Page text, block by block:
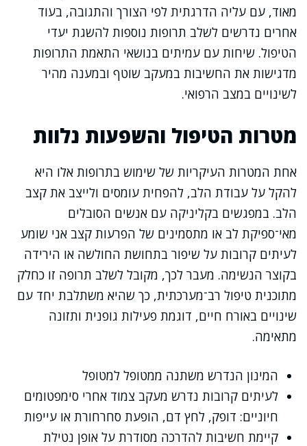
מאוד, עם עליה הדרגתית לפי הצורך והתגובה, בעוד
אחרים נדרשים לשלב תרופות נוספות להשגת יעדי
הטיפול. שיחות עם עמיתים בנושאי התאמת התרופות
מדגישות את החשיבות במעקב שוטף ובמענה מהיר
לשינויים במצב הרפואי.
מטרות הטיפול והשפעות נלוות
אחת המטרות העיקריות של שימוש בתרופות אלו היא
להקל על עבודת הלב, להפחית עומסים ולייצב את קצב
הלב. במפגשים בקליניקה עם אנשים הסובלים
מאי־ספיקת לב או מתסמינים של הפרעות קצב אני שומע
לעיתים קרובות על שיפור בתחושת החולשה או הירידה
בקוצר הנשימה. מעבר לכך, מקובל לשלב תרופה זו כחלק
מתוכנית טיפול רב־מערכתית, כך שהיא משתלבת יחד עם
שינויים באורח חיים, דוגמת פעילות גופנית ותזונה
מתאימה.
המינון הנדרש משתנה ממטופל למטופל
לעיתים קרובות נדרש מעקב צמוד אחרי סימפטומים
חיוניים: דופק, לחץ דם, הופעת סחרחורת או עייפות
קיימת חשיבות להדרכה מסודרת על אופן נטילת